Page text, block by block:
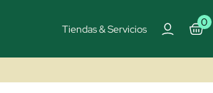
Tiendas & Servicios
0